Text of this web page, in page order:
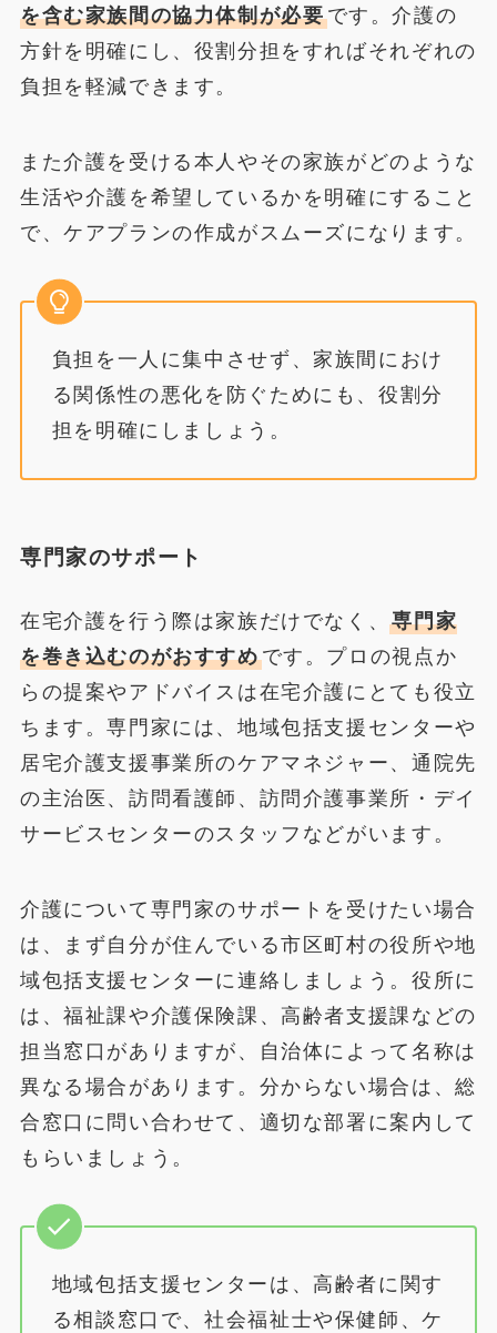
を含む家族間の協力体制が必要です。介護の
方針を明確にし、役割分担をすればそれぞれの
負担を軽減できます。
また介護を受ける本人やその家族がどのような
生活や介護を希望しているかを明確にすること
で、ケアプランの作成がスムーズになります。
負担を一人に集中させず、家族間におけ
る関係性の悪化を防ぐためにも、役割分
担を明確にしましょう。
専門家のサポート
在宅介護を行う際は家族だけでなく、専門家
を巻き込むのがおすすめです。プロの視点か
らの提案やアドバイスは在宅介護にとても役立
ちます。専門家には、地域包括支援センターや
居宅介護支援事業所のケアマネジャー、通院先
の主治医、訪問看護師、訪問介護事業所・デイ
サービスセンターのスタッフなどがいます。
介護について専門家のサポートを受けたい場合
は、まず自分が住んでいる市区町村の役所や地
域包括支援センターに連絡しましょう。役所に
は、福祉課や介護保険課、高齢者支援課などの
担当窓口がありますが、自治体によって名称は
異なる場合があります。分からない場合は、総
合窓口に問い合わせて、適切な部署に案内して
もらいましょう。
地域包括支援センターは、高齢者に関す
る相談窓口で、社会福祉士や保健師、ケ